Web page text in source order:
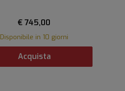
€ 745,00
Disponibile in 10 giorni
Acquista